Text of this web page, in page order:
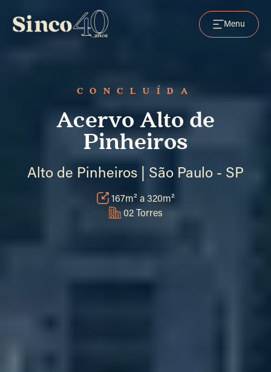
Menu
CONCLUÍDA
Acervo Alto de
Pinheiros
Alto de Pinheiros | São Paulo - SP
167m² a 320m²
02 Torres